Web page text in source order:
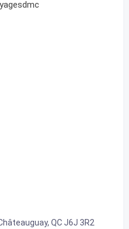
QC J6J 3R2